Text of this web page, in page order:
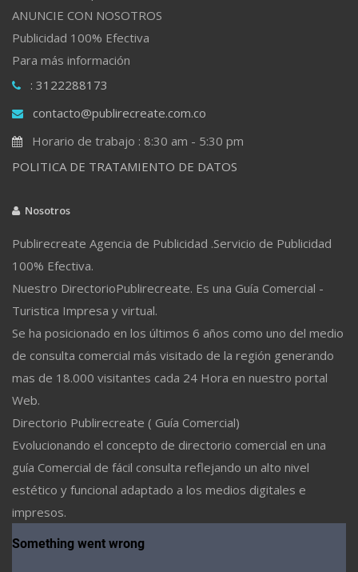
ANUNCIE CON NOSOTROS
Publicidad 100% Efectiva
Para más información
: 3122288173
contacto@publirecreate.com.co
Horario de trabajo : 8:30 am - 5:30 pm
POLITICA DE TRATAMIENTO DE DATOS
Nosotros
Publirecreate Agencia de Publicidad .Servicio de Publicidad
100% Efectiva.
Nuestro DirectorioPublirecreate. Es una Guía Comercial -
Turistica Impresa y virtual.
Se ha posicionado en los últimos 6 años como uno del medio
de consulta comercial más visitado de la región generando
mas de 18.000 visitantes cada 24 Hora en nuestro portal
Web.
Directorio Publirecreate ( Guía Comercial)
Evolucionando el concepto de directorio comercial en una
guía Comercial de fácil consulta reflejando un alto nivel
estético y funcional adaptado a los medios digitales e
impresos.